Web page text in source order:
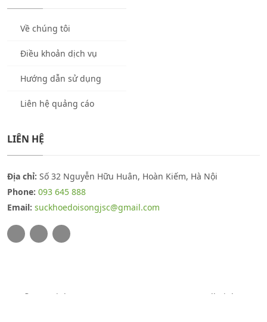
Về chúng tôi
Điều khoản dịch vụ
Hướng dẫn sử dụng
Liên hệ quảng cáo
LIÊN HỆ
Địa chỉ: Số 32 Nguyễn Hữu Huân, Hoàn Kiếm, Hà Nội
Phone: 093 645 888
Email: suckhoedoisongjsc@gmail.com
© Copyright 2026
. All Rights